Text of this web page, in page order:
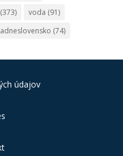
voda (91)
(74)
údajov